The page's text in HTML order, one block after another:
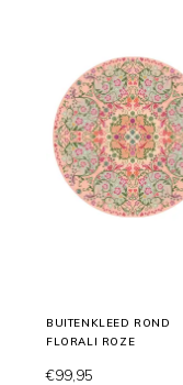
BUITENKLEED ROND
FLORALI ROZE
€99,95